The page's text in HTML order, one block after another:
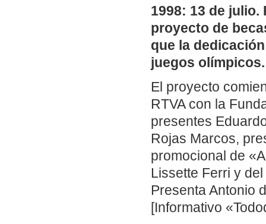
1998: 13 de
proyecto de
que la
juegos olímpicos.
El proyecto
RTVA con la
presentes
Rojas Marcos,
promocional de
Lissette Ferri y
Presenta Antonio
[Informativo